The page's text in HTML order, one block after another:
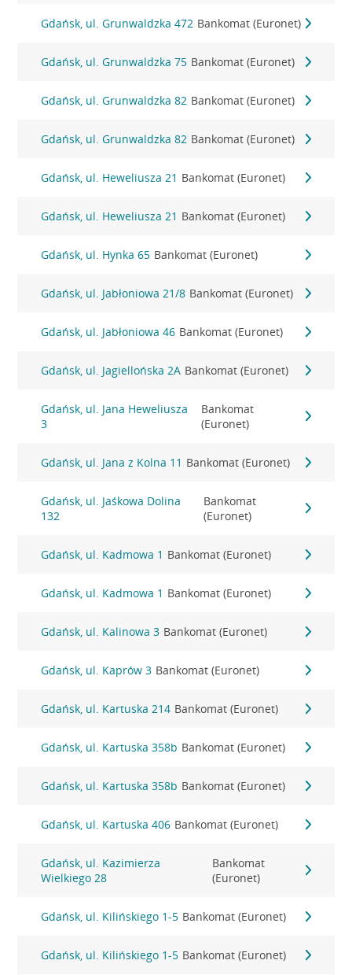
Gdańsk, ul. Grunwaldzka 472 Bankomat (Euronet)
Gdańsk, ul. Grunwaldzka 75 Bankomat (Euronet)
Gdańsk, ul. Grunwaldzka 82 Bankomat (Euronet)
Gdańsk, ul. Grunwaldzka 82 Bankomat (Euronet)
Gdańsk, ul. Heweliusza 21 Bankomat (Euronet)
Gdańsk, ul. Heweliusza 21 Bankomat (Euronet)
Gdańsk, ul. Hynka 65 Bankomat (Euronet)
Gdańsk, ul. Jabłoniowa 21/8 Bankomat (Euronet)
Gdańsk, ul. Jabłoniowa 46 Bankomat (Euronet)
Gdańsk, ul. Jagiellońska 2A Bankomat (Euronet)
Gdańsk, ul. Jana Heweliusza
3
Bankomat
(Euronet)
Gdańsk, ul. Jana z Kolna 11 Bankomat (Euronet)
Gdańsk, ul. Jaśkowa Dolina
132
Bankomat
(Euronet)
Gdańsk, ul. Kadmowa 1 Bankomat (Euronet)
Gdańsk, ul. Kadmowa 1 Bankomat (Euronet)
Gdańsk, ul. Kalinowa 3 Bankomat (Euronet)
Gdańsk, ul. Kaprów 3 Bankomat (Euronet)
Gdańsk, ul. Kartuska 214 Bankomat (Euronet)
Gdańsk, ul. Kartuska 358b Bankomat (Euronet)
Gdańsk, ul. Kartuska 358b Bankomat (Euronet)
Gdańsk, ul. Kartuska 406 Bankomat (Euronet)
Gdańsk, ul. Kazimierza
Wielkiego 28
Bankomat
(Euronet)
Gdańsk, ul. Kilińskiego 1-5 Bankomat (Euronet)
Gdańsk, ul. Kilińskiego 1-5 Bankomat (Euronet)